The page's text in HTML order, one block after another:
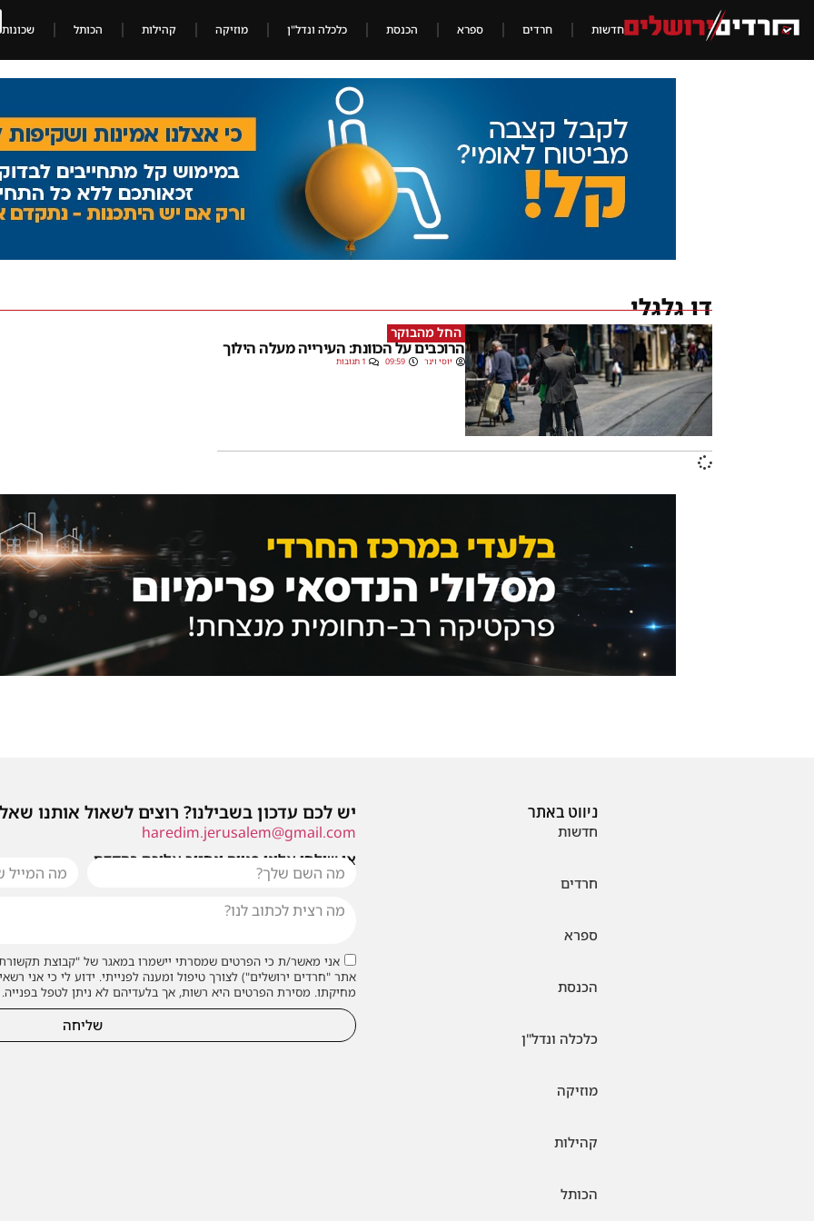
חדשות חרדים ספרא הכנסת כלכלה ונדל"ן מוזיקה קהילות הכותל שכונות
דו גלגלי
החל מהבוקר
הרוכבים על הכוונת: העירייה מעלה הילוך
יוסי וינר 09:59 1 תגובות
ניווט באתר
חדשות
חרדים
ספרא
הכנסת
כלכלה ונדל"ן
מוזיקה
קהילות
הכותל
יש לכם עדכון בשבילנו? רוצים לשאול אותנו
haredim.jerusalem@gmail.com
או שילחו אלינו פנייה ונחזור אליכם בהקדם
אני מאשר/ת כי הפרטים שמסרתי יישמרו במאגר של "קבוצת
אתר "חרדים ירושלים") לצורך טיפול ומענה לפנייתי. ידוע לי כי אני
מחיקתו. מסירת הפרטים היא רשות, אך בלעדיהם לא ניתן לטפל
שליחה